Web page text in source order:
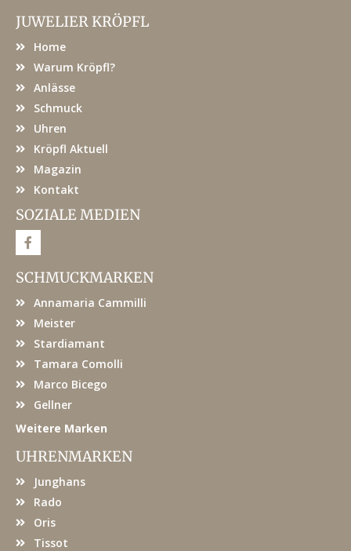
JUWELIER KRÖPFL
Home
Warum Kröpfl?
Anlässe
Schmuck
Uhren
Kröpfl Aktuell
Magazin
Kontakt
SOZIALE MEDIEN
F
a
e
b
o
SCHMUCKMARKEN
Annamaria Cammilli
Meister
Stardiamant
Tamara Comolli
Marco Bicego
Gellner
Weitere Marken
UHRENMARKEN
Junghans
Rado
Oris
Tissot